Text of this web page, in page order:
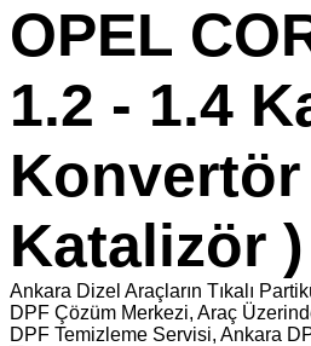
OPEL
1.2 - 1.4
Konvertör
Katalizör )
Ankara Dizel Araçların Tıkalı
DPF Çözüm Merkezi, Araç
DPF Temizleme Servisi, Ankara